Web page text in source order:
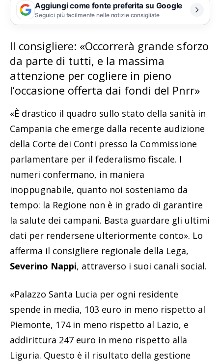
Aggiungi come fonte preferita su Google
Seguici più facilmente nelle notizie consigliate
Il consigliere: «Occorrerà grande sforzo
da parte di tutti, e la massima
attenzione per cogliere in pieno
l’occasione offerta dai fondi del Pnrr»
«È drastico il quadro sullo stato della sanità in
Campania che emerge dalla recente audizione
della Corte dei Conti presso la Commissione
parlamentare per il federalismo fiscale. I
numeri confermano, in maniera
inoppugnabile, quanto noi sosteniamo da
tempo: la Regione non è in grado di garantire
la salute dei campani. Basta guardare gli ultimi
dati per rendersene ulteriormente conto». Lo
afferma il consigliere regionale della Lega,
Severino Nappi, attraverso i suoi canali social.
«Palazzo Santa Lucia per ogni residente
spende in media, 103 euro in meno rispetto al
Piemonte, 174 in meno rispetto al Lazio, e
addirittura 247 euro in meno rispetto alla
Liguria. Questo è il risultato della gestione